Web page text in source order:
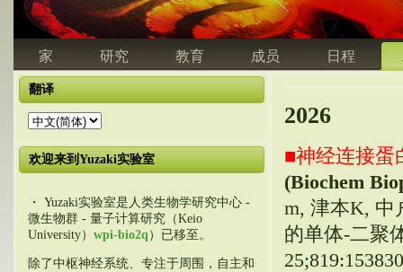
家 研究 教育 成员 日程
翻译
欢迎来到Yuzaki实验室
・ Yuzaki实验室是人类生物学研究中心 -
微生物群 - 量子计算研究（Keio
University） wpi-bio2q ）已移至。
除了中枢神经系统、专注于周围，自主和
2026
■神经连接蛋
(Biochem
m, 津本K, 中
的单体-二聚